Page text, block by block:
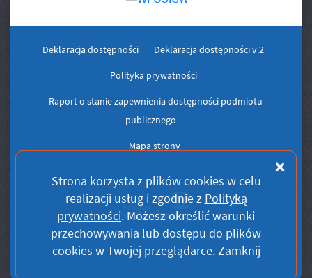
Strona korzysta z plikówcookies w celu
realizacji usług i zgodnie z Polityką
prywatności. Możesz określić warunki
przechowywania lub dostępu do plików
cookies w Twojej przeglądarce.Zamknij
Szablon strony opracowany przez Fundację Widzialni
Deklaracja dostępności Deklaracja dostępności v.2
Polityka prywatności
Raport o stanie zapewnienia dostępności podmiotu
publicznego
Mapa strony